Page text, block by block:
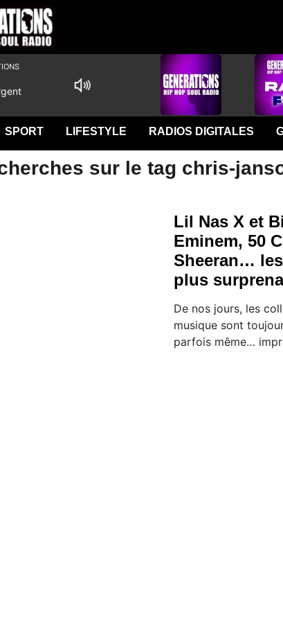
SPORT LIFESTYLE RADIOS DIGITALES
sur le tag chris-
Lil Nas X et
Eminem, 50
Sheeran…
plus
De nos jours, les
musique sont
parfois même…